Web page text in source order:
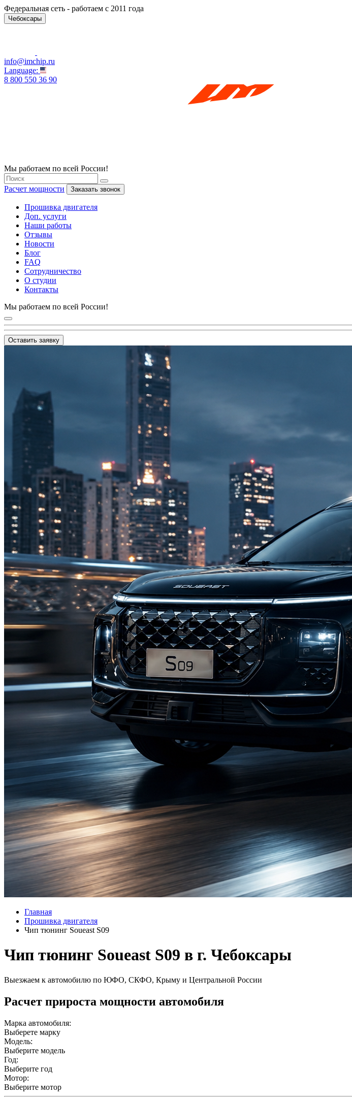
Федеральная сеть - работаем с 2011 года
Чебоксары
info@imchip.ru
Language:
8 800 550 36 90
Мы работаем по всей России!
Расчет мощности Заказать звонок
Прошивка двигателя
Доп. услуги
Наши работы
Отзывы
Новости
Блог
FAQ
Сотрудничество
О студии
Контакты
Мы работаем по всей России!
Оставить заявку
Главная
Прошивка двигателя
Чип тюнинг Soueast S09
Чип тюнинг Soueast S09 в г. Чебоксары
Выезжаем к автомобилю по ЮФО, СКФО, Крыму и Центральной России
Расчет прироста мощности автомобиля
Марка автомобиля:
Выберете марку
Модель:
Выберите модель
Год:
Выберите год
Мотор:
Выберите мотор